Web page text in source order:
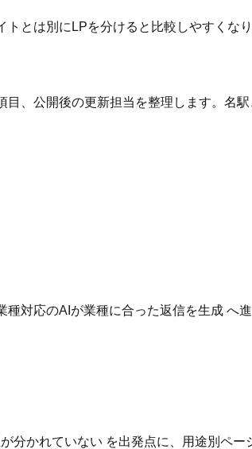
とは別にLPを分けると比較しやすくな
、公開後の更新担当を整理します。名
対応のAIが業種に合った返信を生成 へ
かれていない を出発点に、用途別ペ